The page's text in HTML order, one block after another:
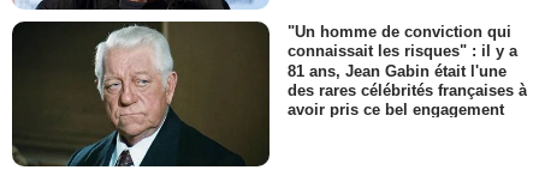
"Un homme de conviction qui
connaissait les risques" : il y a
81 ans, Jean Gabin était l'une
des rares célébrités françaises à
avoir pris ce bel engagement